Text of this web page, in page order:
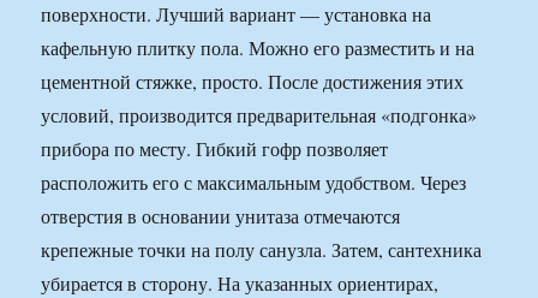
поверхности. Лучший вариант — установка на
кафельную плитку пола. Можно его разместить и на
цементной стяжке, просто. После достижения этих
условий, производится предварительная «подгонка»
прибора по месту. Гибкий гофр позволяет
расположить его с максимальным удобством. Через
отверстия в основании унитаза отмечаются
крепежные точки на полу санузла. Затем, сантехника
убирается в сторону. На указанных ориентирах,